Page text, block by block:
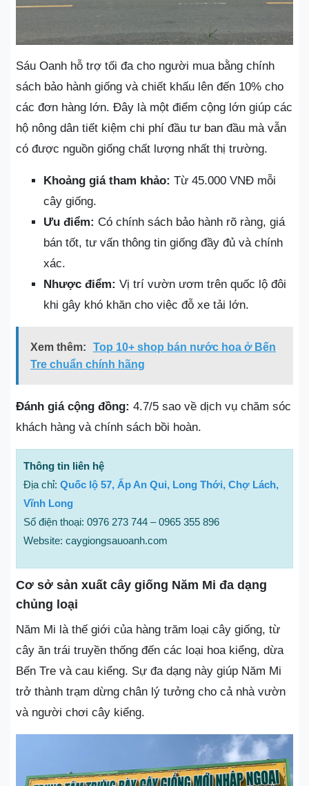
Sáu Oanh hỗ trợ tối đa cho người mua bằng chính
sách bảo hành giống và chiết khấu lên đến 10% cho
các đơn hàng lớn. Đây là một điểm cộng lớn giúp các
hộ nông dân tiết kiệm chi phí đầu tư ban đầu mà vẫn
có được nguồn giống chất lượng nhất thị trường.
Khoảng giá tham khảo: Từ 45.000 VNĐ mỗi
cây giống.
Ưu điểm: Có chính sách bảo hành rõ ràng, giá
bán tốt, tư vấn thông tin giống đầy đủ và chính
xác.
Nhược điểm: Vị trí vườn ươm trên quốc lộ đôi
khi gây khó khăn cho việc đỗ xe tải lớn.
Xem thêm:
Top 10+ shop bán nước hoa ở Bến
Tre chuẩn chính hãng
Đánh giá cộng đồng: 4.7/5 sao về dịch vụ chăm sóc
khách hàng và chính sách bồi hoàn.
Thông tin liên hệ
Địa chỉ: Quốc lộ 57, Ấp An Qui, Long Thới, Chợ Lách,
Vĩnh Long
Số điện thoại: 0976 273 744 – 0965 355 896
Website: caygiongsauoanh.com
Cơ sở sản xuất cây giống Năm Mi đa dạng
chủng loại
Năm Mi là thế giới của hàng trăm loại cây giống, từ
cây ăn trái truyền thống đến các loại hoa kiểng, dừa
Bến Tre và cau kiểng. Sự đa dạng này giúp Năm Mi
trở thành trạm dừng chân lý tưởng cho cả nhà vườn
và người chơi cây kiểng.